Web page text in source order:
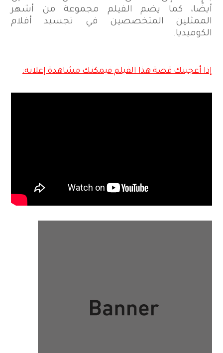
أيضًا، كما يضم الفيلم مجموعة من أشهر
الممثلين المتخصصين في تجسيد أفلام
الكوميديا.
إذا أعجبتك قصة هذا الفيلم فيمكنك مشاهدة إعلانه: